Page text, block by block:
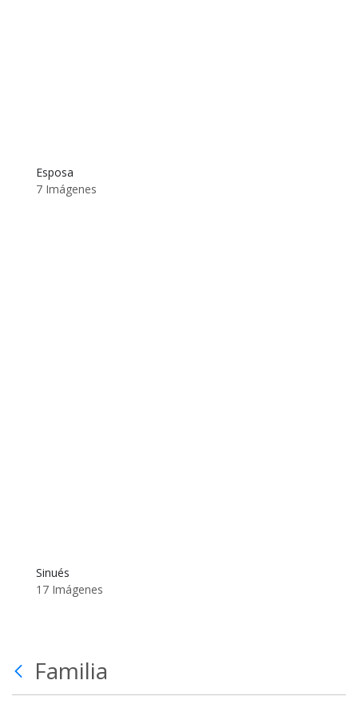
Esposa
7 Imágenes
Sinués
17 Imágenes
Familia